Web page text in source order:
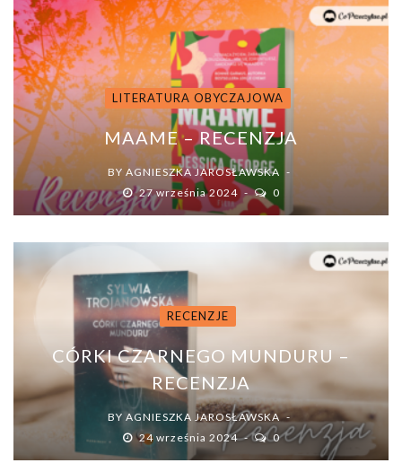
LITERATURA OBYCZAJOWA
MAAME – RECENZJA
BY AGNIESZKA JAROSŁAWSKA
27 września 2024
0
RECENZJE
CÓRKI CZARNEGO MUNDURU –
RECENZJA
BY AGNIESZKA JAROSŁAWSKA
24 września 2024
0